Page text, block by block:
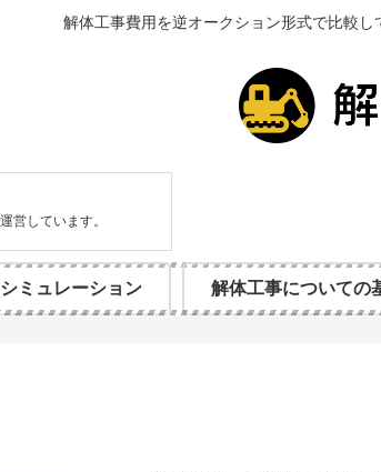
解体工事費用を逆オークション形式で比較
営しています。
ミュレーション 解体工事についての